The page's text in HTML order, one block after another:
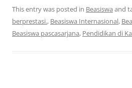
This entry was posted in Beasiswa and
berprestasi., Beasiswa Internasional,
Beasiswa pascasarjana, Pendidikan di